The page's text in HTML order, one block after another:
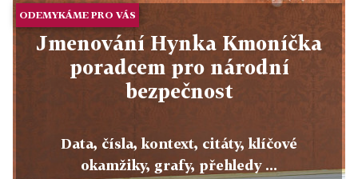
ODEMYKÁME PRO VÁS
Jmenování Hynka Kmoníčka
poradcem pro národní
bezpečnost
Data, čísla, kontext, citáty, klíčové
okamžiky, grafy, přehledy ...